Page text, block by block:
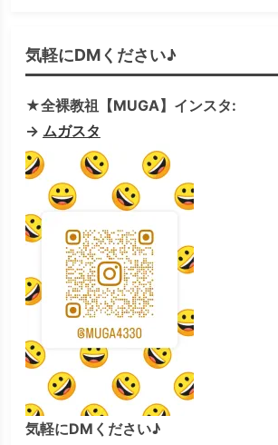
気軽にDMください♪
★全裸教祖【MUGA】インスタ:
→ ムガスタ
気軽にDMください♪